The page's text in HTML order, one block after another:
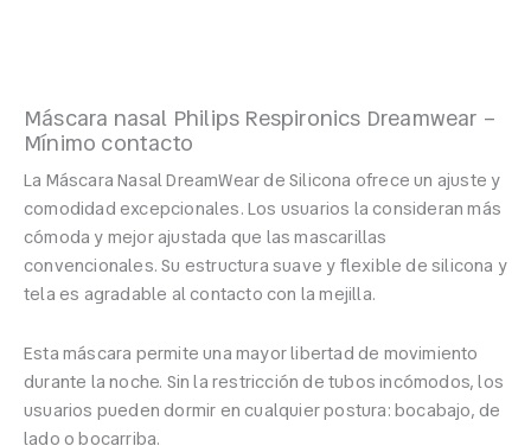
Máscara nasal Philips Respironics Dreamwear –
Mínimo contacto
La Máscara Nasal DreamWear de Silicona ofrece un ajuste y
comodidad excepcionales. Los usuarios la consideran más
cómoda y mejor ajustada que las mascarillas
convencionales. Su estructura suave y flexible de silicona y
tela es agradable al contacto con la mejilla.
Esta máscara permite una mayor libertad de movimiento
durante la noche. Sin la restricción de tubos incómodos, los
usuarios pueden dormir en cualquier postura: bocabajo, de
lado o bocarriba.